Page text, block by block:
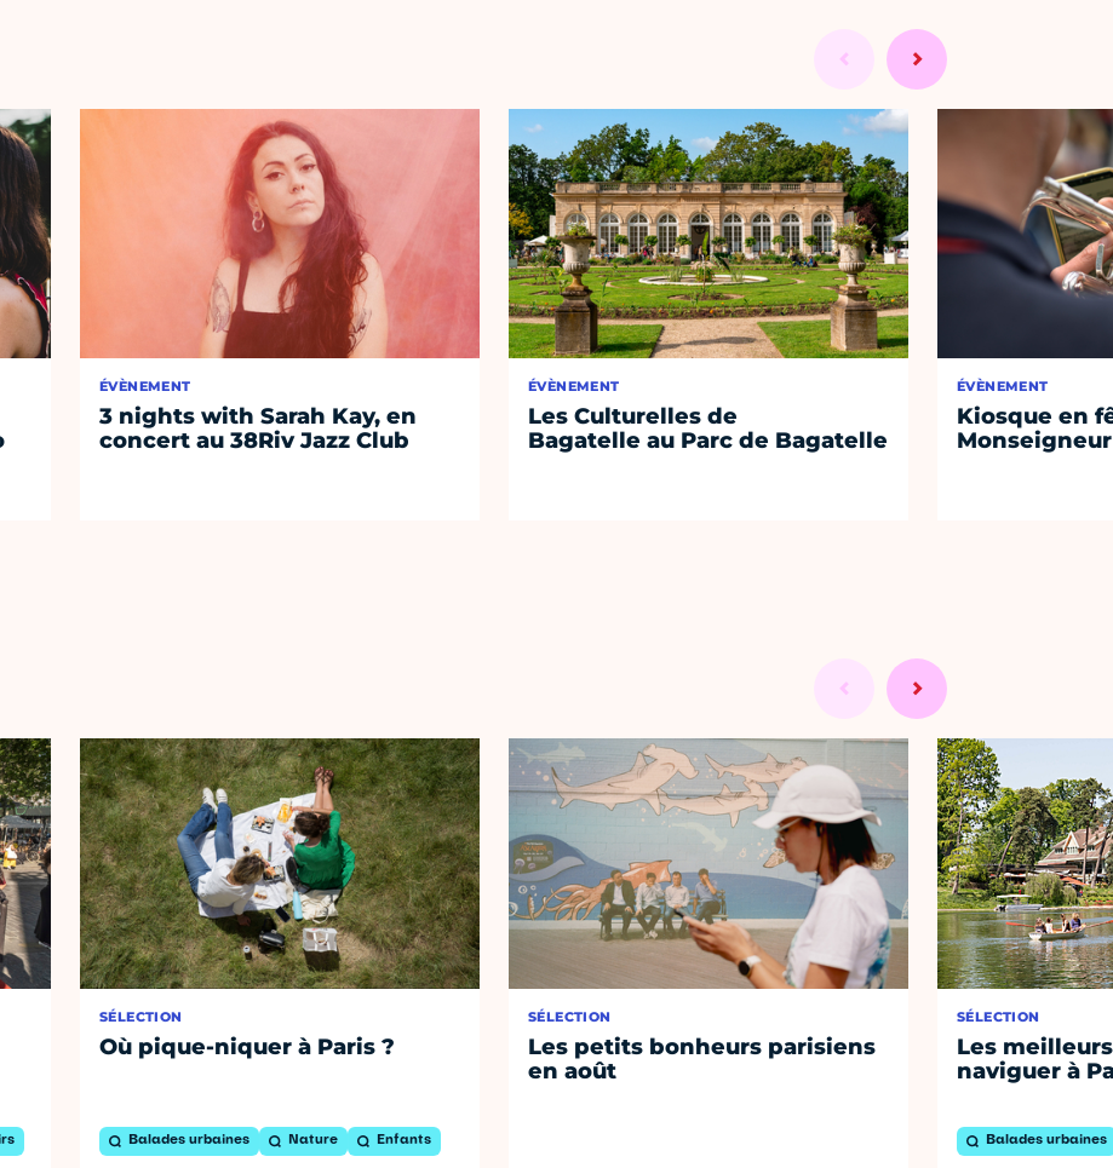
ÉVÈNEMENT
3 nights with Sarah Kay, en
concert au 38Riv Jazz Club
ÉVÈNEMENT
Les Culturelles de
Bagatelle au Parc de Bagatelle
ÉVÈNEMENT
Kiosque en
SÉLECTION
Où pique-niquer à Paris ?
Balades urbaines Nature Enfants
SÉLECTION
Les petits bonheurs parisiens
en août
SÉLECTION
Les
naviguer à
Balades urbaines